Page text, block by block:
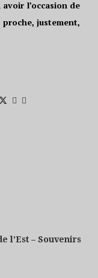
l’occasion de
justement,
l’Est – Souvenirs